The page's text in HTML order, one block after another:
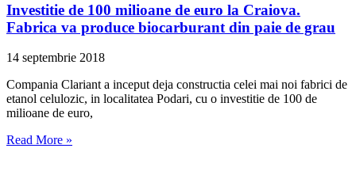
Investitie de 100 milioane de euro la Craiova.
Fabrica va produce biocarburant din paie de grau
14 septembrie 2018
Compania Clariant a inceput deja constructia celei mai noi fabrici de
etanol celulozic, in localitatea Podari, cu o investitie de 100 de
milioane de euro,
Read More »